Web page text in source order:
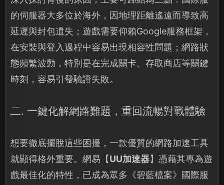
的伺服器大多位於海外，因地理距離遙遠而導致高
延遲與封包遺失；遊戲需要仰賴Google服務框架，
在安裝與登入過程中容易出現相容性問題；網路狀
態頻繁波動，特別是在完成關卡、存取商店等關鍵
時刻，容易引發驗證失敗。
二. 一鍵化解網路難題，重回流暢對戰體驗
想要徹底擺脫這些困擾，一款優質的網路加速工具
就顯得格外重要。網易【UU加速器】憑藉其專為遊
戲最佳化的特性，已成為眾多《碧藍檔案》國際服